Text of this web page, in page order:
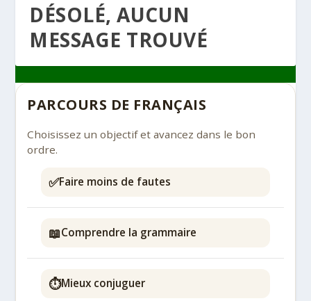
DÉSOLÉ, AUCUN
MESSAGE TROUVÉ
PARCOURS DE FRANÇAIS
Choisissez un objectif et avancez dans le bon
ordre.
✅Faire moins de fautes
📖Comprendre la grammaire
⏱️Mieux conjuguer